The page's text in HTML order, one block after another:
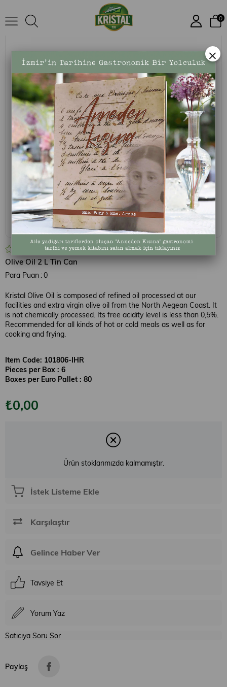
0
Olive Oil 2 L Tin Can
0.0
Olive Oil 2 L Tin Can
Para Puan :0
Kristal Olive Oil is composed of refined oil processed at our
facilities and extra virgin olive oil from the North Aegean Coast. It
is not chemically processed. Its free acidity level is less than 0,5%.
Recommended for all kinds of hot or cold meals as well as for
cooking and frying.
Item Code: 101806-IHR
Pieces per Box : 6
Boxes per Euro Pallet : 80
₺0,00
Ürün stoklarımızda kalmamıştır.
İstek Listeme Ekle
Karşılaştır
Gelince Haber Ver
Tavsiye Et
Yorum Yaz
Satıcıya Soru Sor
Paylaş
×